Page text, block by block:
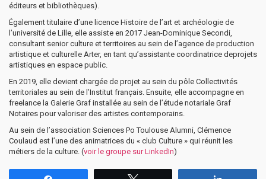
éditeurs et bibliothèques).
Également titulaire d’une licence Histoire de l’art et archéologie de
l’université de Lille, elle assiste en 2017 Jean-Dominique Secondi,
consultant senior culture et territoires au sein de l’agence de production
artistique et culturelle Arter, en tant qu’assistante coordinatrice deprojets
artistiques en espace public.
En 2019, elle devient chargée de projet au sein du pôle Collectivités
territoriales au sein de l’Institut français. Ensuite, elle accompagne en
freelance la Galerie Graf installée au sein de l’étude notariale Graf
Notaires pour valoriser des artistes contemporains.
Au sein de l’association Sciences Po Toulouse Alumni, Clémence
Coulaud est l’une des animatrices du « club Culture » qui réunit les
métiers de la culture. (voir le groupe sur LinkedIn)